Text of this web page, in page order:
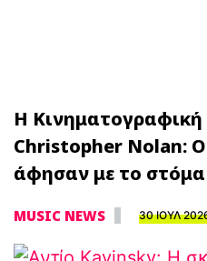
Η
Christopher Nolan:
άφησαν με το
MUSIC NEWS 30 ΙΟΥΛ